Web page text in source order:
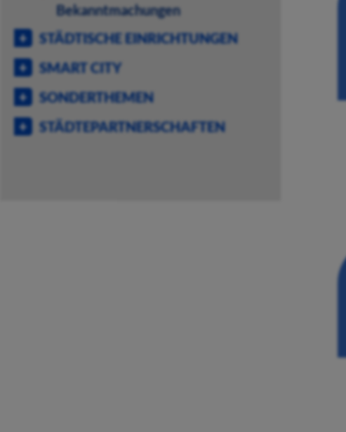
Bekanntmachungen
STÄDTISCHE EINRICHTUNGEN
SMART CITY
SONDERTHEMEN
STÄDTEPARTNERSCHAFTEN